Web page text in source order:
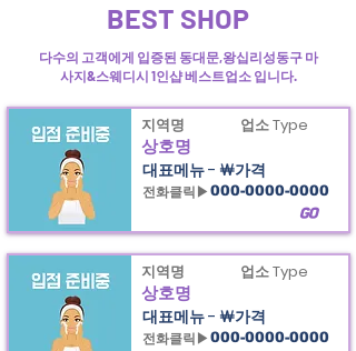
오라카이의 동대문 마사지1인샵과 왕십리스웨디시 1인샵&성동구 1인샵 정보제공
BEST SHOP
다수의 고객에게 입증된 동대문,왕십리성동구 마
사지&스웨디시 1인샵 베스트업소 입니다.
지역명 업소 Type
상호명
대표메뉴 - ￦가격
전화클릭▶ 000-0000-0000
GO
지역명 업소 Type
상호명
대표메뉴 - ￦가격
전화클릭▶ 000-0000-0000